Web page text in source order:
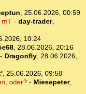
, 25.06.2026, 00:59
mT- day-trader,
10:24
, 28.06.2026, 20:16
Dragonfly, 28.06.2026,
, 25.06.2026, 09:58
oder?- Miesepeter,